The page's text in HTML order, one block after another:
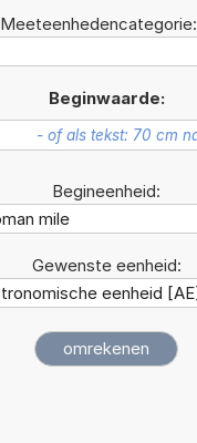
Meeteenhedencategorie:
Beginwaarde:
Begineenheid:
Gewenste eenheid: